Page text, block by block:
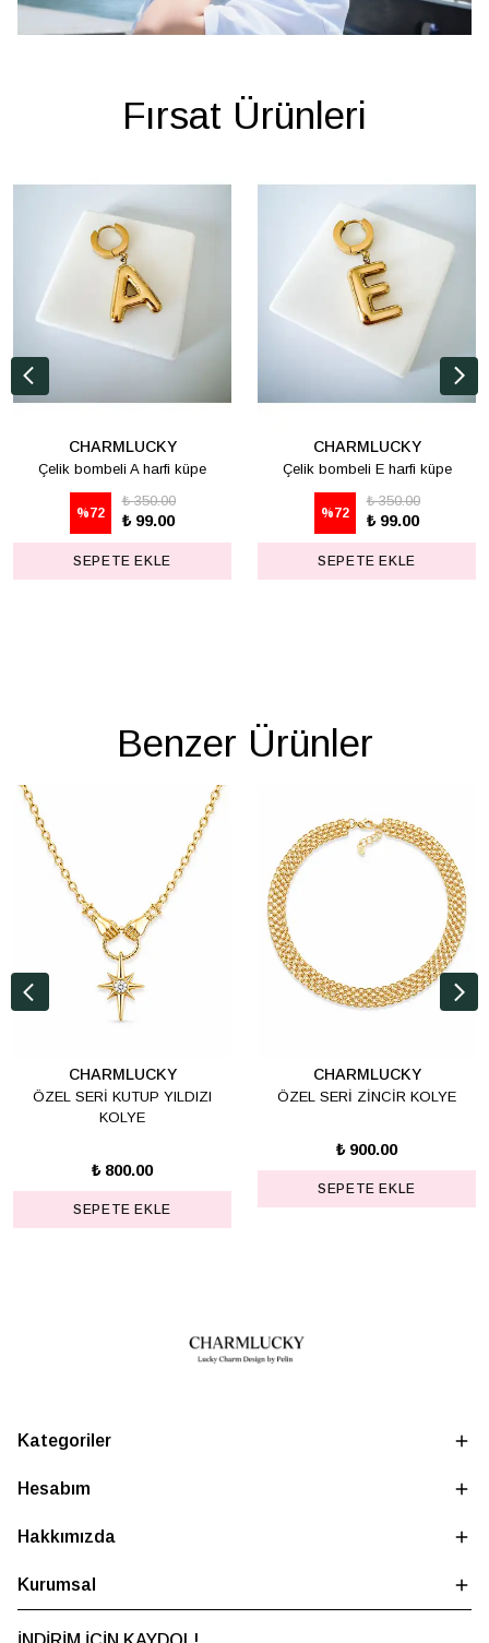
Fırsat Ürünleri
CHARMLUCKY
Çelik bombeli A harfi küpe
%72
₺ 350.00
₺ 99.00
SEPETE EKLE
CHARMLUCKY
Çelik bombeli E harfi küpe
%72
₺ 350.00
₺ 99.00
SEPETE EKLE
Benzer Ürünler
CHARMLUCKY
ÖZEL SERİ KUTUP YILDIZI
KOLYE
₺ 800.00
SEPETE EKLE
CHARMLUCKY
ÖZEL SERİ ZİNCİR KOLYE
₺ 900.00
SEPETE EKLE
Kategoriler
Hesabım
Hakkımızda
Kurumsal